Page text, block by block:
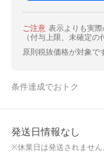
ご注意 表示よりも実
（付与上限、未確定の
原則税抜価格が対象で
条件達成でおトク
発送日情報なし
※休業日は発送されません